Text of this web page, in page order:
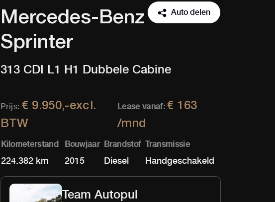
Auto delen
Mercedes-Benz
Sprinter
313 CDI L1 H1 Dubbele Cabine
Prijs: € 9.950,-excl.
BTW
Lease vanaf:€ 163
/mnd
Kilometerstand
224.382 km
Bouwjaar
2015
Brandstof
Diesel
Transmissie
Handgeschakeld
Team Autopul